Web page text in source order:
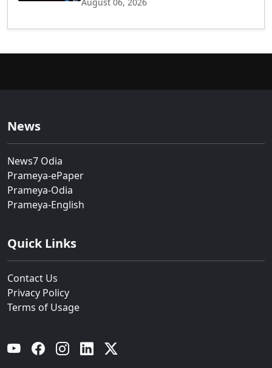
News
News7 Odia
Prameya-ePaper
Prameya-Odia
Prameya-English
Quick Links
Contact Us
Privacy Policy
Terms of Usage
YouTube Facebook Instagram Linkedin